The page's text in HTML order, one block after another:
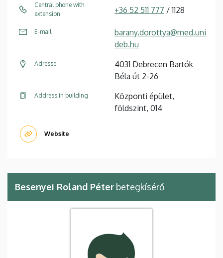
Central phone with
extension
+36 52 511 777 / 1128
E-mail
barany.dorottya@med.uni
deb.hu
Adresse
4031 Debrecen Bartók
Béla út 2-26
Address in building
Központi épület,
földszint, 014
Website
Besenyei Roland Péter betegkísérő